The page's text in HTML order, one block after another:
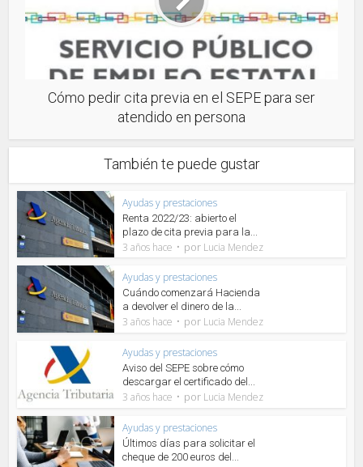
Cómo pedir cita previa en el SEPE para ser
atendido en persona
También te puede gustar
Ayudas y prestaciones
Renta 2022/23: abierto el
plazo de cita previa para la...
3 años hace por Lucia Mendez
Ayudas y prestaciones
Cuándo comenzará Hacienda
a devolver el dinero de la...
3 años hace por Lucia Mendez
Ayudas y prestaciones
Aviso del SEPE sobre cómo
descargar el certificado del...
3 años hace por Lucia Mendez
Ayudas y prestaciones
Últimos días para solicitar el
cheque de 200 euros del...